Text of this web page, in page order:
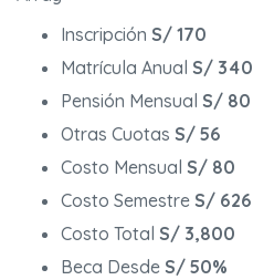
Inscripción S/ 170
Matrícula Anual S/ 340
Pensión Mensual S/ 80
Otras Cuotas S/ 56
Costo Mensual S/ 80
Costo Semestre S/ 626
Costo Total S/ 3,800
Beca Desde S/ 50%